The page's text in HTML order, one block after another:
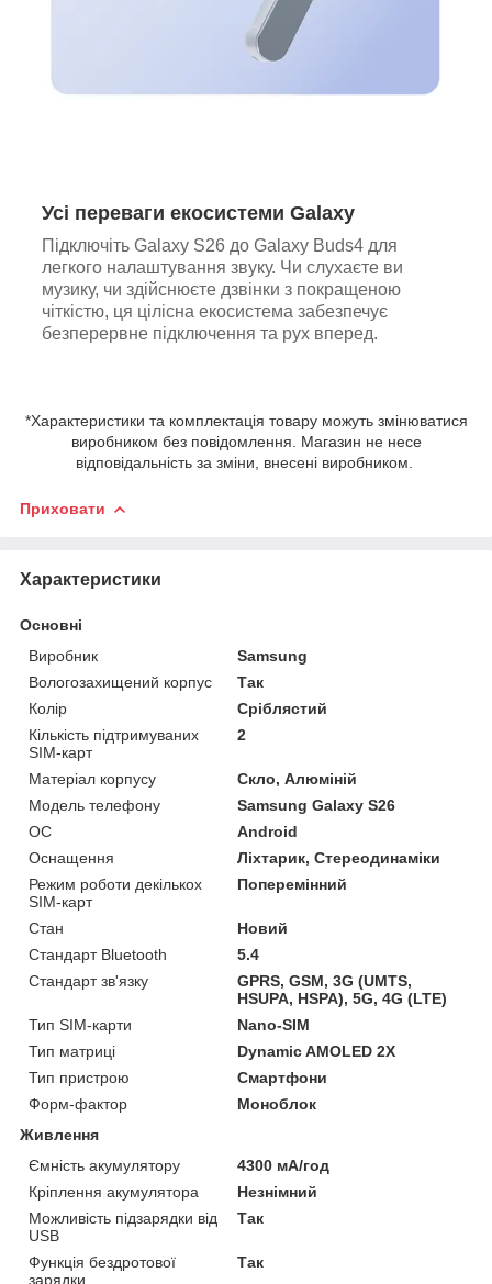
Усі переваги екосистеми Galaxy
Підключіть Galaxy S26 до Galaxy Buds4 для
легкого налаштування звуку. Чи слухаєте ви
музику, чи здійснюєте дзвінки з покращеною
чіткістю, ця цілісна екосистема забезпечує
безперервне підключення та рух вперед.
*Характеристики та комплектація товару можуть змінюватися
виробником без повідомлення. Магазин не несе
відповідальність за зміни, внесені виробником.
Приховати
Характеристики
Основні
Виробник
Samsung
Вологозахищений корпус
Так
Колір
Сріблястий
Кількість підтримуваних
SIM-карт
2
Матеріал корпусу
Скло, Алюміній
Модель телефону
Samsung Galaxy S26
ОС
Android
Оснащення
Ліхтарик, Стереодинаміки
Режим роботи декількох
SIM-карт
Поперемінний
Стан
Новий
Стандарт Bluetooth
5.4
Стандарт зв'язку
GPRS, GSM, 3G (UMTS,
HSUPA, HSPA), 5G, 4G (LTE)
Тип SIM-карти
Nano-SIM
Тип матриці
Dynamic AMOLED 2X
Тип пристрою
Смартфони
Форм-фактор
Моноблок
Живлення
Ємність акумулятору
4300 мА/год
Кріплення акумулятора
Незнімний
Можливість підзарядки від
USB
Так
Функція бездротової
зарядки
Так